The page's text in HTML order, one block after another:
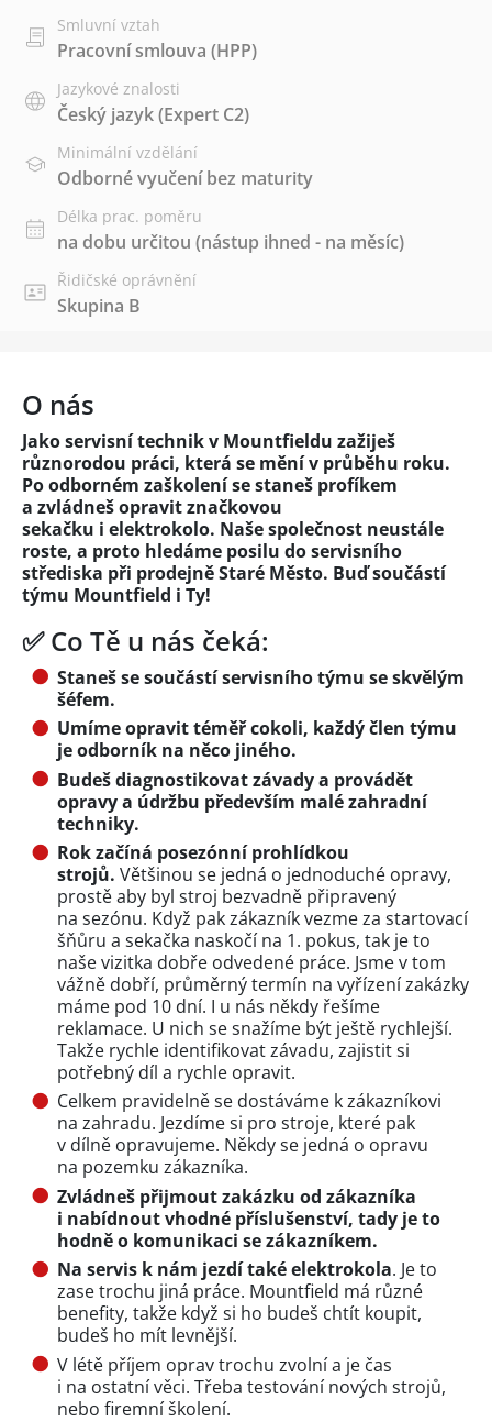
Smluvní vztah
Pracovní smlouva (HPP)
Jazykové znalosti
Český jazyk(Expert C2)
Minimální vzdělání
Odborné vyučení bez maturity
Délka prac. poměru
na dobu určitou (nástup ihned - na měsíc)
Řidičské oprávnění
Skupina B
O nás
Jako servisní technik v Mountfieldu zažiješ
různorodou práci, která se mění v průběhu roku.
Po odborném zaškolení se staneš profíkem
a zvládneš opravit značkovou
sekačku i elektrokolo. Naše společnost neustále
roste, a proto hledáme posilu do servisního
střediska při prodejně Staré Město. Buď součástí
týmu Mountfield i Ty!
✅ Co Tě u nás čeká:
Staneš se součástí servisního týmu se skvělým
šéfem.
Umíme opravit téměř cokoli, každý člen týmu
je odborník na něco jiného.
Budeš diagnostikovat závady a provádět
opravy a údržbu především malé zahradní
techniky.
Rok začíná posezónní prohlídkou
strojů. Většinou se jedná o jednoduché opravy,
prostě aby byl stroj bezvadně připravený
na sezónu. Když pak zákazník vezme za startovací
šňůru a sekačka naskočí na 1. pokus, tak je to
naše vizitka dobře odvedené práce. Jsme v tom
vážně dobří, průměrný termín na vyřízení zakázky
máme pod 10 dní. I u nás někdy řešíme
reklamace. U nich se snažíme být ještě rychlejší.
Takže rychle identifikovat závadu, zajistit si
potřebný díl a rychle opravit.
Celkem pravidelně se dostáváme k zákazníkovi
na zahradu. Jezdíme si pro stroje, které pak
v dílně opravujeme. Někdy se jedná o opravu
na pozemku zákazníka.
Zvládneš přijmout zakázku od zákazníka
i nabídnout vhodné příslušenství, tady je to
hodně o komunikaci se zákazníkem.
Na servis k nám jezdí také elektrokola. Je to
zase trochu jiná práce. Mountfield má různé
benefity, takže když si ho budeš chtít koupit,
budeš ho mít levnější.
V létě příjem oprav trochu zvolní a je čas
i na ostatní věci. Třeba testování nových strojů,
nebo firemní školení.